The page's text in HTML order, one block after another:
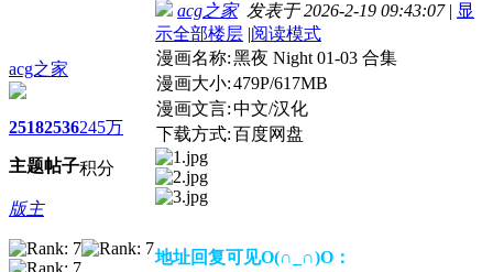
acg之家
2518
主题
2536
帖子
245万
积分
版主
acg之家发表于 2026-2-19 09:43:07 | 显
示全部楼层 |阅读模式
漫画名称:黑夜 Night 01-03 合集
漫画大小:479P/617MB
漫画文言:中文/汉化
下载方式:百度网盘
地址回复可见O(∩_∩)O：